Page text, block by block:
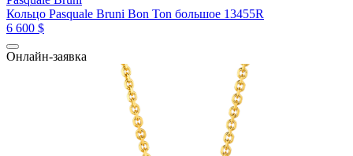
Кольцо Pasquale Bruni Bon Ton большое 13455R
6 600 $
Онлайн-заявка